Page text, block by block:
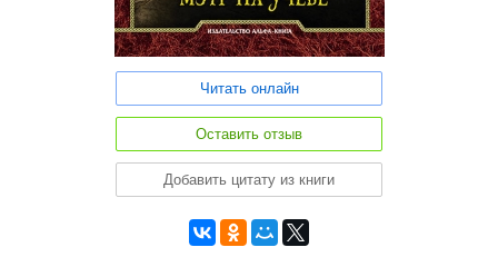
Читать онлайн
Оставить отзыв
Добавить цитату из книги